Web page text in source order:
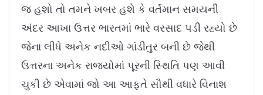
:
1
7
જ હશો તો તમને ખબર હશે કે વર્તમાન સમયની
અંદર આખા ઉત્તર ભારતમાં ભારે વરસાદ પડી રહ્યો છે
જેના લીધે અનેક નદીઓ ગાંડીતુર બની છે જેથી
ઉત્તરના અનેક રાજ્યોમાં પૂરની સ્થિતિ પણ આવી
ચુકી છે એવામાં જો આ આફ્તે સૌથી વધારે વિનાશ